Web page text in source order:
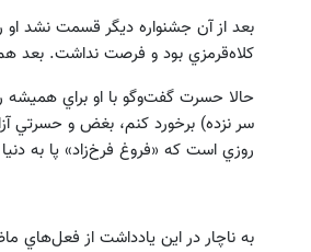
بعد از آن جشنواره ديگر قسمت نشد او
كلاه‌قرمزي بود و فرصت نداشت. بعد
حالا حسرت گفت‌وگو با او براي
سر نزده) برخورد كنم، بغض و حسرتي
روزي است كه «فروغ فرخ‌زاد» پا به
به ناچار در اين يادداشت از فعل‌هاي